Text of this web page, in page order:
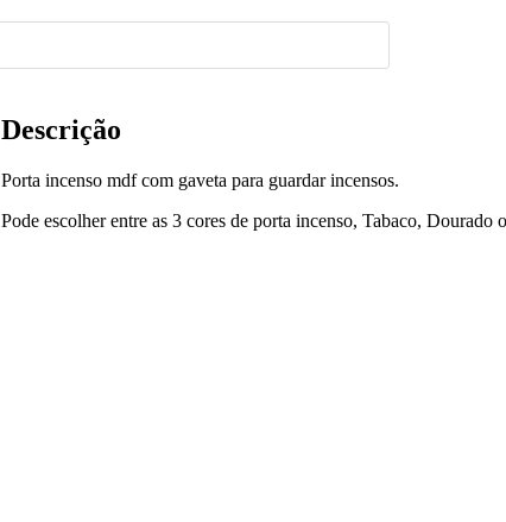
Descrição
Porta incenso mdf com gaveta para guardar incensos.
Pode escolher entre as 3 cores de porta incenso, Tabaco, Dourado